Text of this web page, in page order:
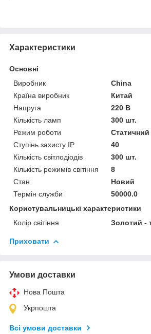
Характеристики
Основні
Виробник
China
Країна виробник
Китай
Напруга
220 В
Кількість ламп
300 шт.
Режим роботи
Статичний
Ступінь захисту IP
40
Кількість світлодіодів
300 шт.
Кількість режимів світіння
8
Стан
Новий
Термін служби
50000.0
Користувальницькі характеристики
Колір світіння
Золотий -
Приховати
Умови доставки
Нова Пошта
Укрпошта
Всі умови доставки